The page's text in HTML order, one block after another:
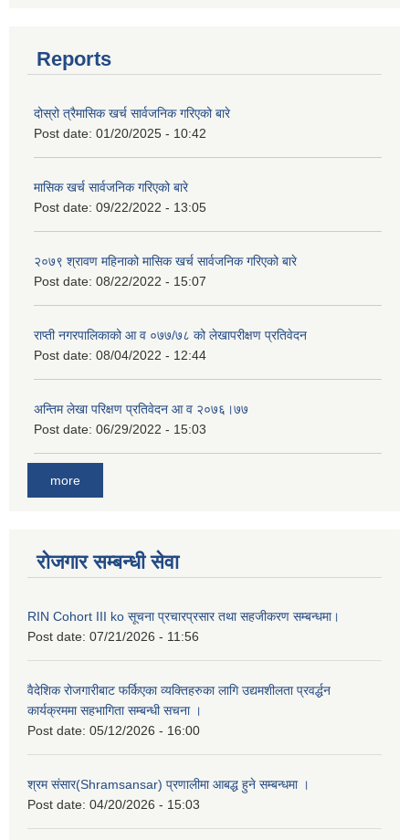
Reports
दोस्रो त्रैमासिक खर्च सार्वजनिक गरिएको बारे
Post date: 01/20/2025 - 10:42
मासिक खर्च सार्वजनिक गरिएको बारे
Post date: 09/22/2022 - 13:05
२०७९ श्रावण महिनाको मासिक खर्च सार्वजनिक गरिएको बारे
Post date: 08/22/2022 - 15:07
राप्ती नगरपालिकाको आ व ०७७/७८ को लेखापरीक्षण प्रतिवेदन
Post date: 08/04/2022 - 12:44
अन्तिम लेखा परिक्षण प्रतिवेदन आ व २०७६।७७
Post date: 06/29/2022 - 15:03
more
रोजगार सम्बन्धी सेवा
RIN Cohort III ko सूचना प्रचारप्रसार तथा सहजीकरण सम्बन्धमा।
Post date: 07/21/2026 - 11:56
वैदेशिक रोजगारीबाट फर्किएका व्यक्तिहरुका लागि उद्यमशीलता प्रवर्द्धन
कार्यक्रममा सहभागिता सम्बन्धी सचना ।
Post date: 05/12/2026 - 16:00
श्रम संसार(Shramsansar) प्रणालीमा आबद्ध हुने सम्बन्धमा ।
Post date: 04/20/2026 - 15:03